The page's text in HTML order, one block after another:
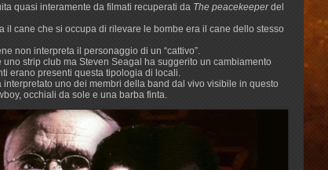
quasi interamente da filmati recuperati da The peacekeeperdel
il cane che si occupa di rilevare le bombe era il cane dello stesso
non interpreta il personaggio di un “cattivo”.
uno strip club ma Steven Seagal ha suggerito un cambiamento
erano presenti questa tipologia di locali.
uno dei membri della band dal vivo visibile in questo
occhiali da sole e una barba finta.